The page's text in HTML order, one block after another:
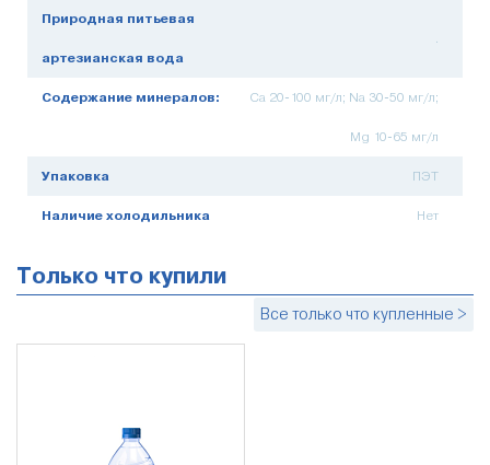
Природная питьевая
артезианская вода
.
Содержание минералов: Ca 20-100 мг/л; Na 30-50 мг/л;
Mg 10-65 мг/л
Упаковка ПЭТ
Наличие холодильника Нет
Только что купили
Все только что купленные >